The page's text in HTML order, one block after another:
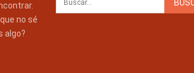
no sé
algo?